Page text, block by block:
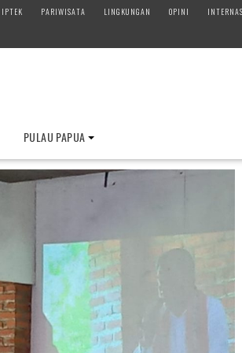
IPTEK PARIWISATA LINGKUNGAN OPINI
PULAU PAPUA